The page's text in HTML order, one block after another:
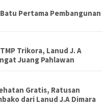
Pertama Pembangunan
Trikora, Lanud J. A
Juang Pahlawan
Gratis, Ratusan
dari Lanud J.A Dimara